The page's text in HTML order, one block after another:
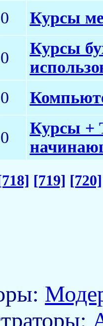
0 Курсы
0
Курсы
0
0
Курсы +
[719] [720]